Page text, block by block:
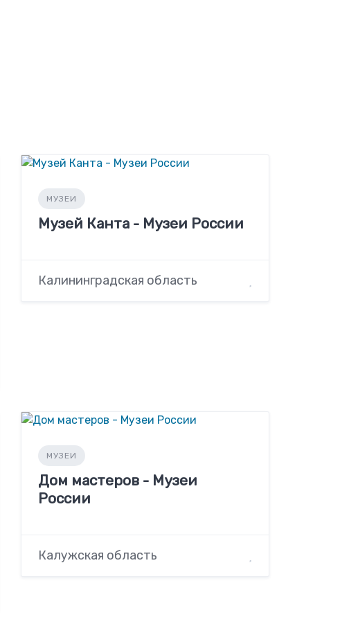
МУЗЕИ
Музей Канта - Музеи России
Калининградская область
МУЗЕИ
Дом мастеров - Музеи
России
Калужская область